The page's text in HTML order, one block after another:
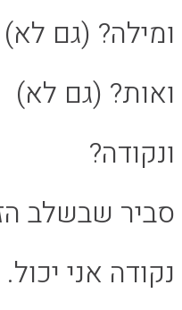
ומילה? (גם לא)
ואות? (גם לא)
ונקודה?
סביר שבשלב
נקודה אני יכול.